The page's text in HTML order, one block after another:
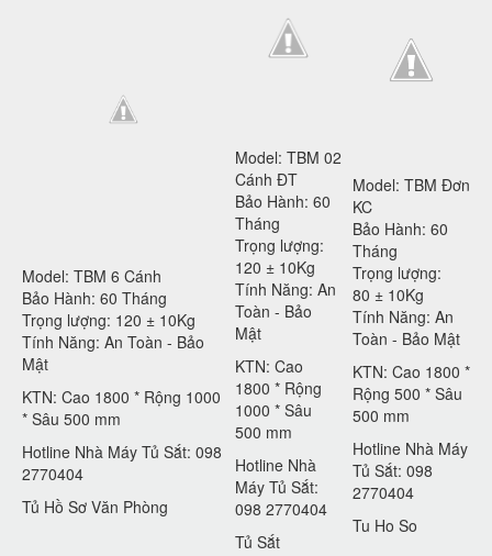
Model: TBM 6 Cánh
Bảo Hành: 60 Tháng
Trọng lượng: 120 ± 10Kg
Tính Năng: An Toàn - Bảo
Mật
KTN: Cao 1800 * Rộng 1000
* Sâu 500 mm
Hotline Nhà Máy Tủ Sắt: 098
2770404
Tủ Hồ Sơ Văn Phòng
Model: TBM 02
Cánh ĐT
Bảo Hành: 60
Tháng
Trọng lượng:
120 ± 10Kg
Tính Năng: An
Toàn - Bảo
Mật
KTN: Cao
1800 * Rộng
1000 * Sâu
500 mm
Hotline Nhà
Máy Tủ Sắt:
098 2770404
Tủ Sắt
Model: TBM Đơn
KC
Bảo Hành: 60
Tháng
Trọng lượng:
80 ± 10Kg
Tính Năng: An
Toàn - Bảo Mật
KTN: Cao 1800 *
Rộng 500 * Sâu
500 mm
Hotline Nhà Máy
Tủ Sắt: 098
2770404
Tu Ho So